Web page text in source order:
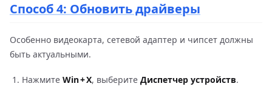
Способ 4: Обновить драйверы
Особенно видеокарта, сетевой адаптер и чипсет должны
быть актуальными.
Нажмите Win + X, выберите Диспетчер устройств.